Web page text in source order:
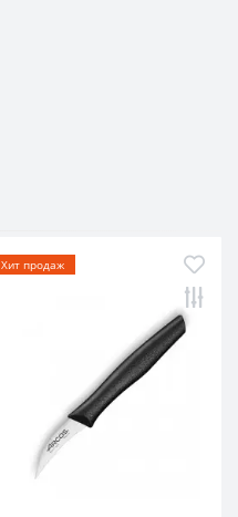
Хит продаж